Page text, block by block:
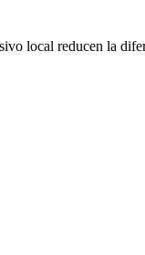
local reducen la